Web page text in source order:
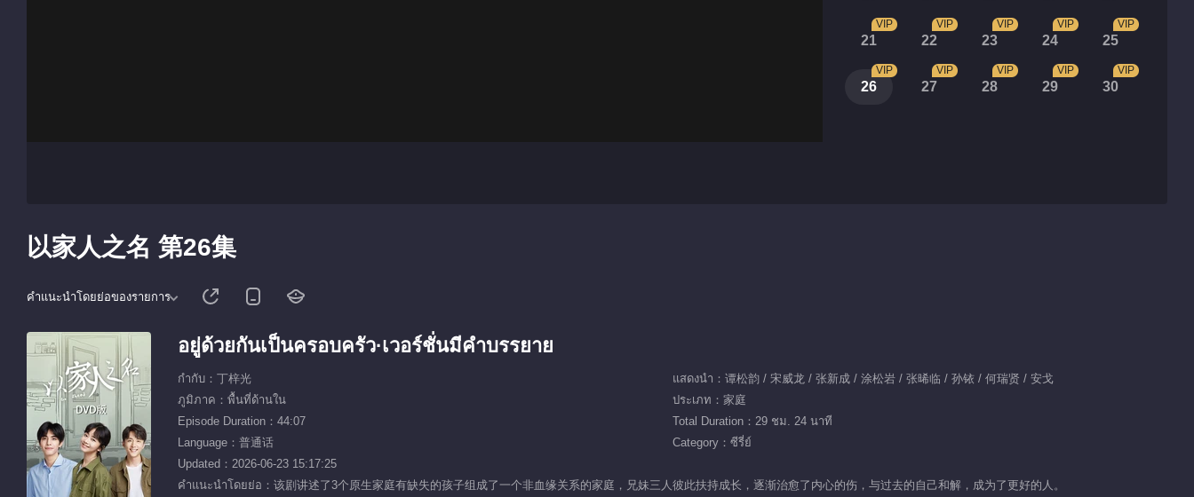
21
VIP
22
VIP
23
VIP
24
VIP
25
VIP
26
VIP
27
VIP
28
VIP
29
VIP
30
VIP
以家人之名 第26集
คำแนะนำโดยย่อของรายการ
อยู่ด้วยกันเป็นครอบครัว·เวอร์ชั่นมีคำบรรยาย
กำกับ：丁梓光
แสดงนำ：谭松韵 / 宋威龙 / 张新成 / 涂松岩 / 张晞临 / 孙铱 / 何瑞贤 / 安戈
ภูมิภาค：พื้นที่ด้านใน
ประเภท：家庭
Episode Duration：44:07
Total Duration：29 ชม. 24 นาที
Language：普通话
Category：ซีรี่ย์
Updated：2026-06-23 15:17:25
คำแนะนำโดยย่อ：该剧讲述了3个原生家庭有缺失的孩子组成了一个非血缘关系的家庭，兄妹三人彼此扶持成长，逐渐治愈了内心的伤，与过去的自己和解，成为了更好的人。